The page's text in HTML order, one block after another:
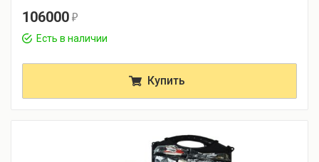
106000 r
Есть в наличии
Купить